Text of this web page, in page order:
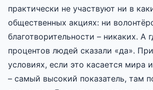
практически не участвуют ни в
общественных акциях: ни
благотворительности – никаких. А
процентов людей сказали «да».
условиях, если это касается мира
– самый высокий показатель, там